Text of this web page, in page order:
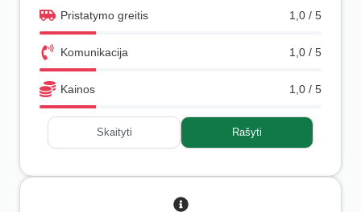
Pristatymo greitis 1,0 / 5
Komunikacija 1,0 / 5
Kainos 1,0 / 5
Skaityti Rašyti